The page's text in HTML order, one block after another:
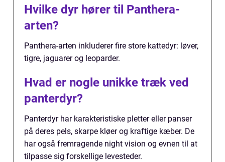
Hvilke dyr hører til Panthera-
arten?
Panthera-arten inkluderer fire store kattedyr: løver,
tigre, jaguarer og leoparder.
Hvad er nogle unikke træk ved
panterdyr?
Panterdyr har karakteristiske pletter eller panser
på deres pels, skarpe kløer og kraftige kæber. De
har også fremragende night vision og evnen til at
tilpasse sig forskellige levesteder.